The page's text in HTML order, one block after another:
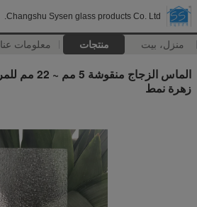
Changshu Sysen glass products Co. Ltd.
منزل، بيت منتجات معلومات عنا
الماس
زهرة نمط